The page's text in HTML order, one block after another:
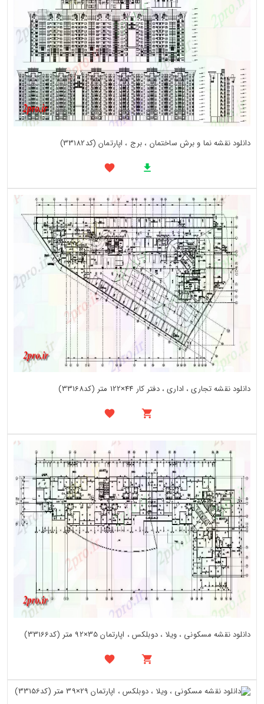
دانلود نقشه نما و برش ساختمان ، برج ، اپارتمان (کد33182)
دانلود نقشه تجاری ، اداری ، دفتر کار 44×122 متر (کد33168)
دانلود نقشه مسکونی ، ویلا ، دوبلکس ، اپارتمان 35×92 متر (کد33166)